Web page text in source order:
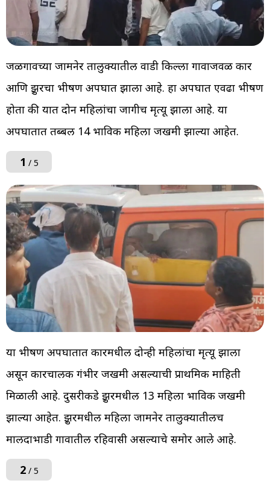
जळगावच्या जामनेर तालुक्यातील वाडी किल्ला गावाजवळ कार
आणि क्रुझरचा भीषण अपघात झाला आहे. हा अपघात एवढा भीषण
होता की यात दोन महिलांचा जागीच मृत्यू झाला आहे. या
अपघातात तब्बल 14 भाविक महिला जखमी झाल्या आहेत.
1 / 5
या भीषण अपघातात कारमधील दोन्ही महिलांचा मृत्यू झाला
असून कारचालक गंभीर जखमी असल्याची प्राथमिक माहिती
मिळाली आहे. दुसरीकडे क्रुझरमधील 13 महिला भाविक जखमी
झाल्या आहेत. क्रुझरमधील महिला जामनेर तालुक्यातीलच
मालदाभाडी गावातील रहिवासी असल्याचे समोर आले आहे.
2/ 5